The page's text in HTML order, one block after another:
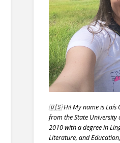
🇺🇸 Hi! My name is Laís
from the State University
2010 with a degree in
Literature, and